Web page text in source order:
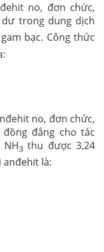
no, đơn chức,
dư trong dung dịch
bạc. Công thức
no, đơn chức,
đẳng cho tác
3thu được 3,24
anđehit là: